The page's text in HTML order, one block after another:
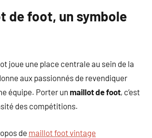
de foot, un symbole
joue une place centrale au sein de la
aux passionnés de revendiquer
équipe. Porter unmaillot de foot, c’est
des compétitions.
de maillot foot vintage